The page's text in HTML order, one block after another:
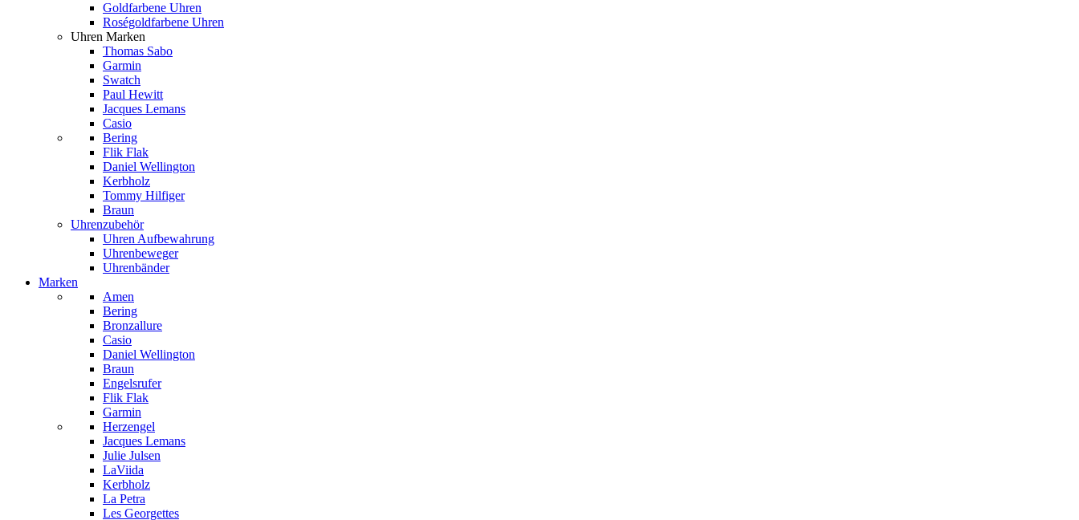
Goldfarbene Uhren
Roségoldfarbene Uhren
Uhren Marken
Thomas Sabo
Garmin
Swatch
Paul Hewitt
Jacques Lemans
Casio
Bering
Flik Flak
Daniel Wellington
Kerbholz
Tommy Hilfiger
Braun
Uhrenzubehör
Uhren Aufbewahrung
Uhrenbeweger
Uhrenbänder
Marken
Amen
Bering
Bronzallure
Casio
Daniel Wellington
Braun
Engelsrufer
Flik Flak
Garmin
Herzengel
Jacques Lemans
Julie Julsen
LaViida
Kerbholz
La Petra
Les Georgettes